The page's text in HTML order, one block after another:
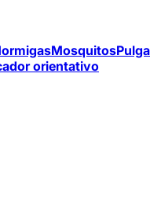
Mosquitos
orientativo